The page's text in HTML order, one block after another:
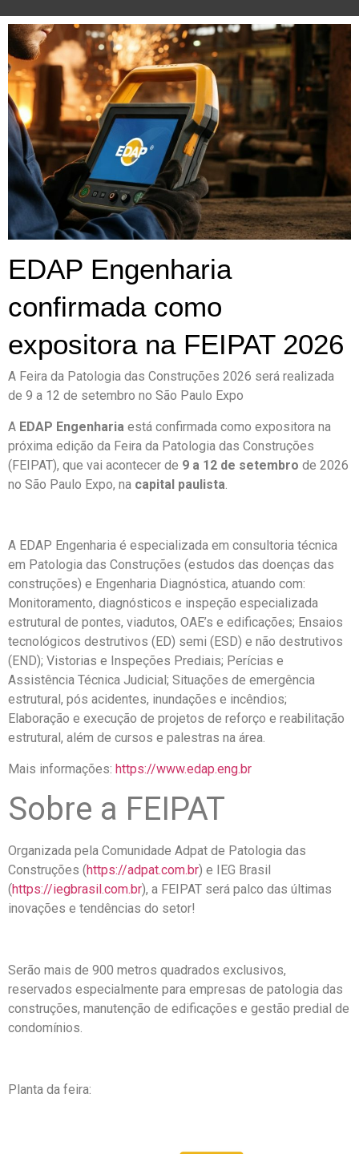
EDAP Engenharia
confirmada como
expositora na FEIPAT 2026
A Feira da Patologia das Construções 2026 será realizada
de 9 a 12 de setembro no São Paulo Expo
A EDAP Engenharia está confirmada como expositora na
próxima edição da Feira da Patologia das Construções
(FEIPAT), que vai acontecer de 9 a 12 de setembro de 2026
no São Paulo Expo, na capital paulista
A EDAP Engenharia é especializada em consultoria técnica
em Patologia das Construções (estudos das doenças das
construções) e Engenharia Diagnóstica, atuando com:
Monitoramento, diagnósticos e inspeção especializada
estrutural de pontes, viadutos, OAE’s e edificações; Ensaios
tecnológicos destrutivos (ED) semi (ESD) e não destrutivos
(END); Vistorias e Inspeções Prediais; Perícias e
Assistência Técnica Judicial; Situações de emergência
estrutural, pós acidentes, inundações e incêndios;
Elaboração e execução de projetos de reforço e reabilitação
estrutural, além de cursos e palestras na área.
Mais informações: https://www.edap.eng.br
Sobre a FEIPAT
Organizada pela Comunidade Adpat de Patologia das
Construções (https://adpat.com.br) e IEG Brasil
(https://iegbrasil.com.br), a FEIPAT será palco das últimas
inovações e tendências do setor!
Serão mais de 900 metros quadrados exclusivos,
reservados especialmente para empresas de patologia das
construções, manutenção de edificações e gestão predial de
condomínios.
Planta da feira: